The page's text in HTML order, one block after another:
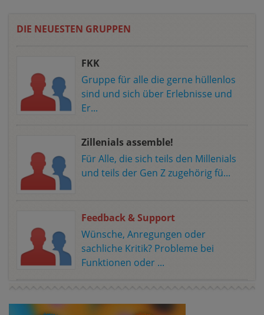
DIE NEUESTEN GRUPPEN
FKK
Gruppe für alle die gerne hüllenlos
sind und sich über Erlebnisse und
Er...
Zillenials assemble!
Für Alle, die sich teils den Millenials
und teils der Gen Z zugehörig fü...
Feedback & Support
Wünsche, Anregungen oder
sachliche Kritik? Probleme bei
Funktionen oder ...